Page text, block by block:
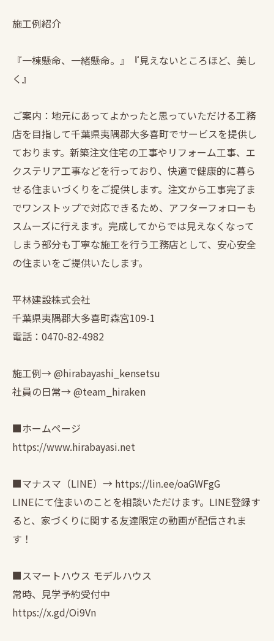
施工例紹介
『一棟懸命、一緒懸命。』『見えないところほど、美し
く』
ご案内：地元にあってよかったと思っていただける工務
店を目指して千葉県夷隅郡大多喜町でサービスを提供し
ております。新築注文住宅の工事やリフォーム工事、エ
クステリア工事などを行っており、快適で健康的に暮ら
せる住まいづくりをご提供します。注文から工事完了ま
でワンストップで対応できるため、アフターフォローも
スムーズに行えます。完成してからでは見えなくなって
しまう部分も丁寧な施工を行う工務店として、安心安全
の住まいをご提供いたします。
平林建設株式会社
千葉県夷隅郡大多喜町森宮109-1
電話：0470-82-4982
施工例→ @hirabayashi_kensetsu
社員の日常→ @team_hiraken
■ホームページ
https://www.hirabayasi.net
■マナスマ（LINE）→ https://lin.ee/oaGWFgG
LINEにて住まいのことを相談いただけます。LINE登録す
ると、家づくりに関する友達限定の動画が配信されま
す！
■スマートハウス モデルハウス
常時、見学予約受付中
https://x.gd/Oi9Vn